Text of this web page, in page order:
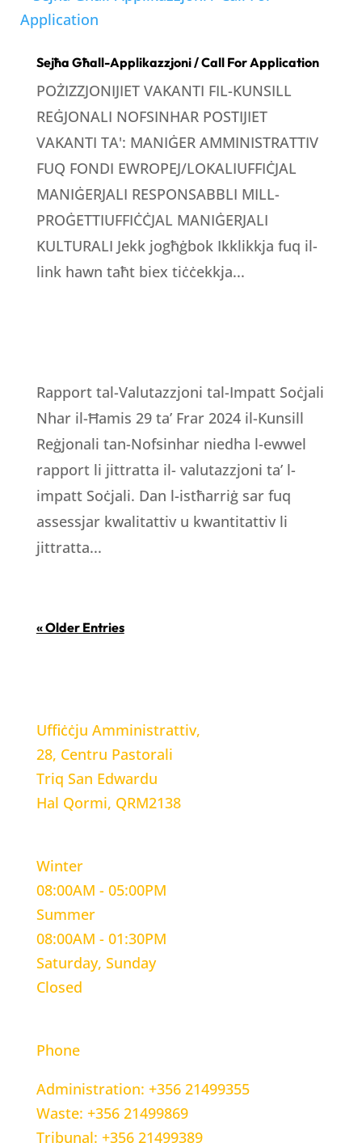
Sejħa Għall-Applikazzjoni / Call For Application
POŻIZZJONIJIET VAKANTI FIL-KUNSILL
REĠJONALI NOFSINHAR POSTIJIET
VAKANTI TA': MANIĠER AMMINISTRATTIV
FUQ FONDI EWROPEJ/LOKALIUFFIĊJAL
MANIĠERJALI RESPONSABBLI MILL-
PROĠETTIUFFIĊĊJAL MANIĠERJALI
KULTURALI Jekk jogħġbok Ikklikkja fuq il-
link hawn taħt biex tiċċekkja...
Rapport tal-Valutazzjoni tal-Impatt Soċjali
Nhar il-Ħamis 29 ta’ Frar 2024 il-Kunsill
Reġjonali tan-Nofsinhar niedha l-ewwel
rapport li jittratta il- valutazzjoni ta’ l-
impatt Soċjali. Dan l-istħarriġ sar fuq
assessjar kwalitattiv u kwantitattiv li
jittratta...
« Older Entries
Uffiċċju Amministrattiv,
28, Centru Pastorali
Triq San Edwardu
Hal Qormi, QRM2138
Winter
08:00AM - 05:00PM
Summer
08:00AM - 01:30PM
Saturday, Sunday
Closed
Phone
Administration: +356 21499355
Waste: +356 21499869
Tribunal: +356 21499389